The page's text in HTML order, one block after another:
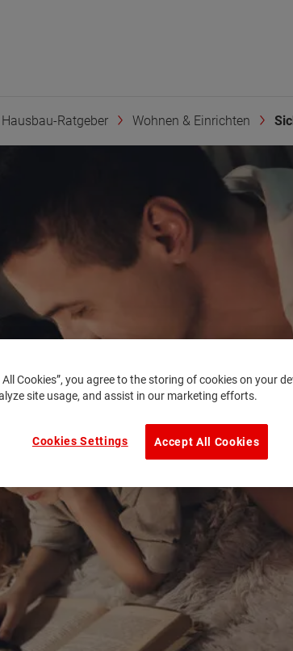
Hausbau-Ratgeber Wohnen & Einrichten
All Cookies”, you agree to the storing of cookies on your
site usage, and assist in our marketing efforts.
Accept All Cookies
Cookies Settings